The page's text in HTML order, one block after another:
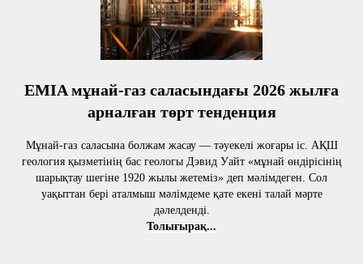
EMIA мұнай-газ саласындағы 2026 жылға
арналған төрт тенденция
Мұнай-газ саласына болжам жасау — тәуекелі жоғары іс. АҚШ
геология қызметінің бас геологы Дэвид Уайт «мұнай өндірісінің
шарықтау шегіне 1920 жылы жетеміз» деп мәлімдеген. Сол
уақыттан бері аталмыш мәлімдеме қате екені талай мәрте
дәлелденді.
Толығырақ...